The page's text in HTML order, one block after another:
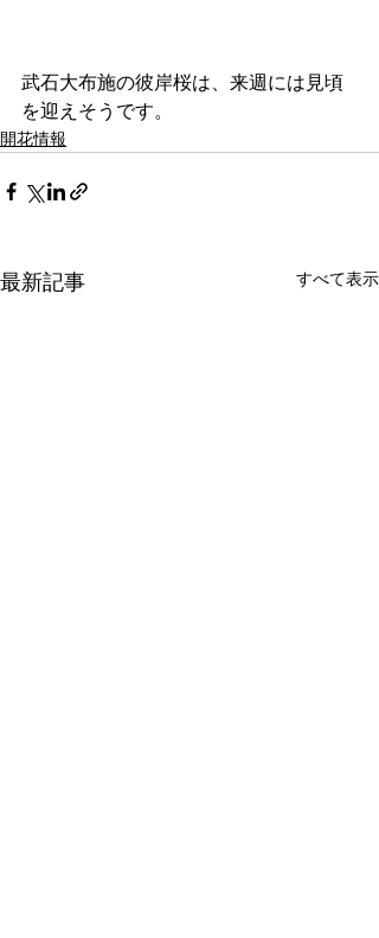
武石大布施の彼岸桜は、来週には見頃
を迎えそうです。
開花情報
最新記事 すべて表示